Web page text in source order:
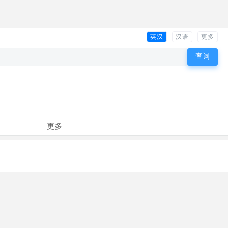
英汉 汉语 更多
更多